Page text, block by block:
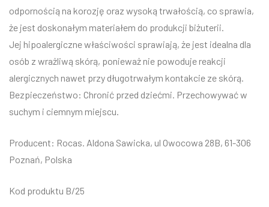
odpornością na korozję oraz wysoką trwałością, co sprawia,
że jest doskonałym materiałem do produkcji biżuterii.
Jej hipoalergiczne właściwości sprawiają, że jest idealna dla
osób z wrażliwą skórą, ponieważ nie powoduje reakcji
alergicznych nawet przy długotrwałym kontakcie ze skórą.
Bezpieczeństwo: Chronić przed dziećmi. Przechowywać w
suchym i ciemnym miejscu.
Producent: Rocas. Aldona Sawicka, ul Owocowa 28B, 61-306
Poznań, Polska
Kod produktu B/25